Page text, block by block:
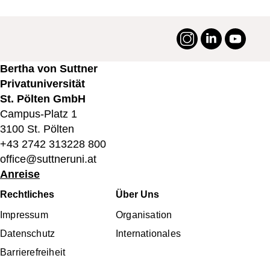
#suttneruni
Instagram
LinkedIn
Bertha von Suttner
Privatuniversität
St. Pölten GmbH
Campus-Platz 1
3100 St. Pölten
+43 2742 313228 800
office@suttneruni.at
Anreise
Fußbereichsmenü
Rechtliches
Impressum
Datenschutz
Barrierefreiheit
Über Uns
Organisation
Internationales